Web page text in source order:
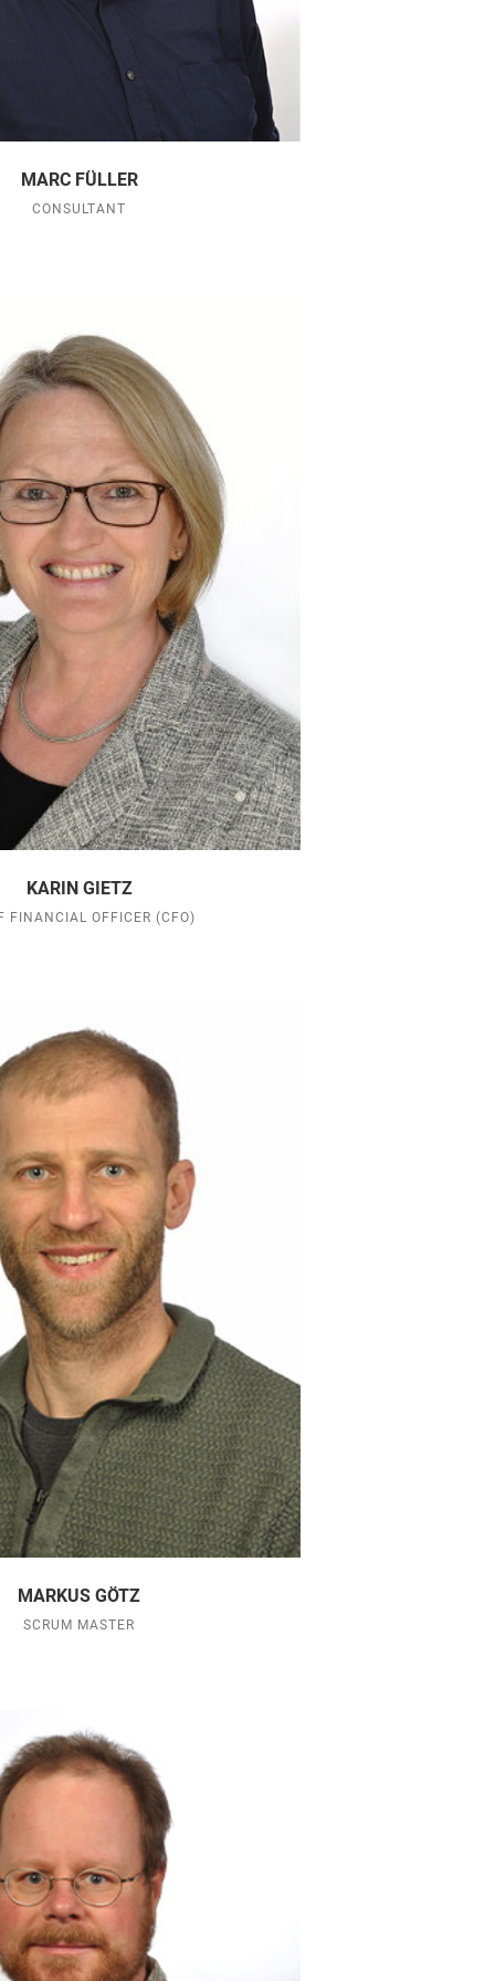
MARC FÜLLER
CONSULTANT
KARIN GIETZ
FINANCIAL OFFICER (CFO)
MARKUS GÖTZ
SCRUM MASTER